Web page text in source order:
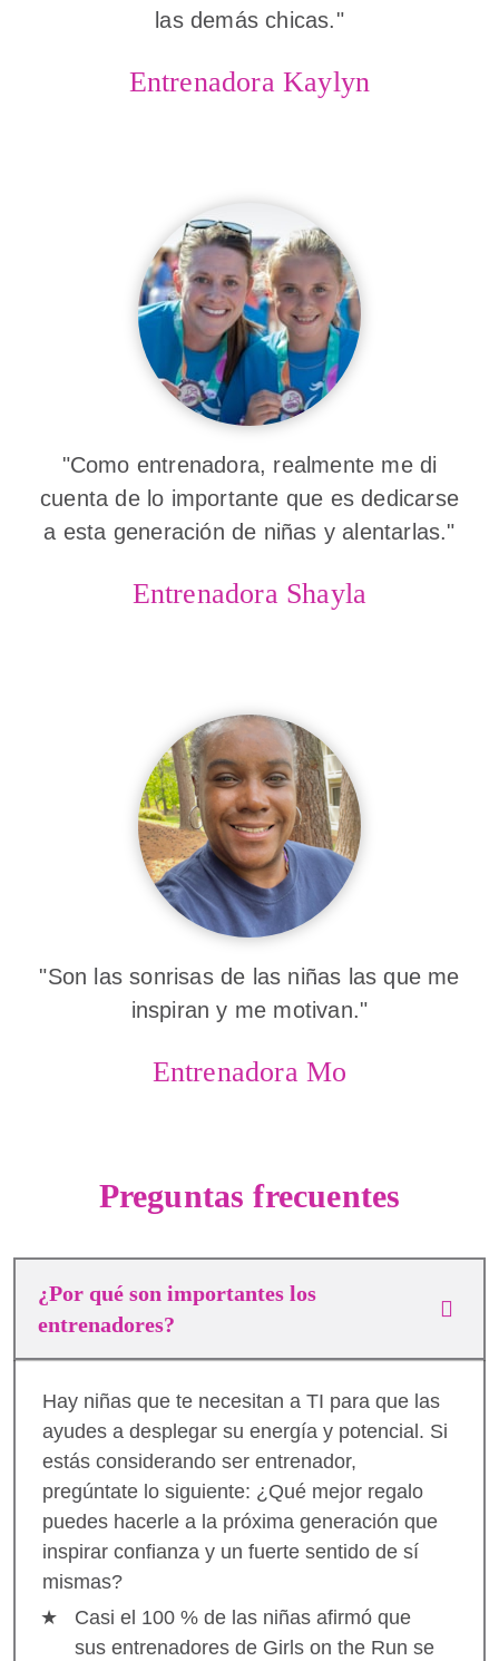
las demás chicas."
Entrenadora Kaylyn
"Como entrenadora, realmente me di
cuenta de lo importante que es dedicarse
a esta generación de niñas y alentarlas."
Entrenadora Shayla
"Son las sonrisas de las niñas las que me
inspiran y me motivan."
Entrenadora Mo
Preguntas frecuentes
¿Por qué son importantes los
entrenadores?
Hay niñas que te necesitan a TI para que las
ayudes a desplegar su energía y potencial. Si
estás considerando ser entrenador,
pregúntate lo siguiente: ¿Qué mejor regalo
puedes hacerle a la próxima generación que
inspirar confianza y un fuerte sentido de sí
mismas?
Casi el 100 % de las niñas afirmó que
sus entrenadores de Girls on the Run se